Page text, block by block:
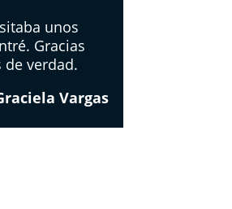
unos
Gracias
verdad.
Vargas